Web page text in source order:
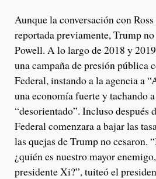
Aunque la conversación con
reportada previamente, Trump
Powell. A lo largo de 2018 y
una campaña de presión pública
Federal, instando a la agencia a
una economía fuerte y tachando
“desorientado”. Incluso después
Federal comenzara a bajar las
las quejas de Trump no cesaron.
¿quién es nuestro mayor
presidente Xi?”, tuiteó el